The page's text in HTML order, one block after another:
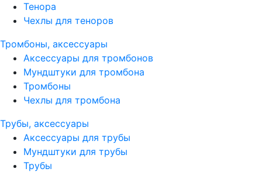
Тенора
Чехлы для теноров
Тромбоны, аксессуары
Аксессуары для тромбонов
Мундштуки для тромбона
Тромбоны
Чехлы для тромбона
Трубы, аксессуары
Аксессуары для трубы
Мундштуки для трубы
Трубы